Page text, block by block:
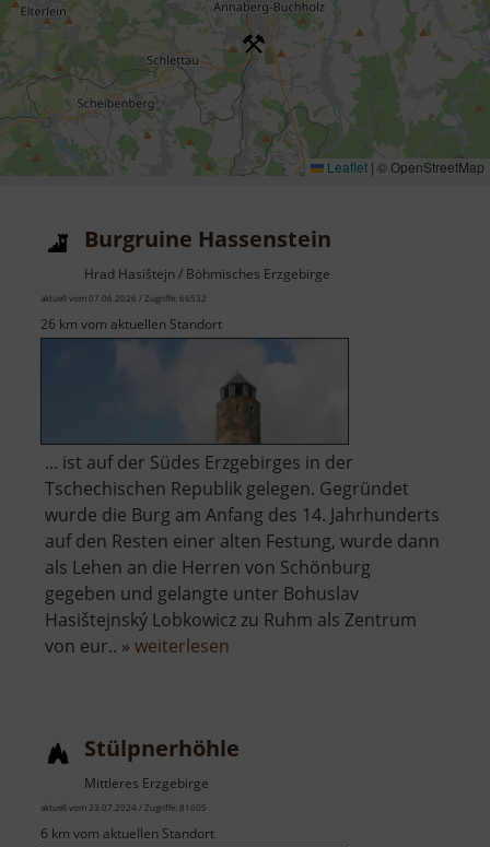
Leaflet | © OpenStreetMap
Burgruine Hassenstein
Hrad Hasištejn / Böhmisches Erzgebirge
aktuell vom 07.06.2026 / Zugriffe: 66532
26 km vom aktuellen Standort
... ist auf der Südes Erzgebirges in der
Tschechischen Republik gelegen. Gegründet
wurde die Burg am Anfang des 14. Jahrhunderts
auf den Resten einer alten Festung, wurde dann
als Lehen an die Herren von Schönburg
gegeben und gelangte unter Bohuslav
Hasištejnský Lobkowicz zu Ruhm als Zentrum
von eur.. » weiterlesen
Stülpnerhöhle
Mittleres Erzgebirge
aktuell vom 23.07.2024 / Zugriffe: 81605
6 km vom aktuellen Standort